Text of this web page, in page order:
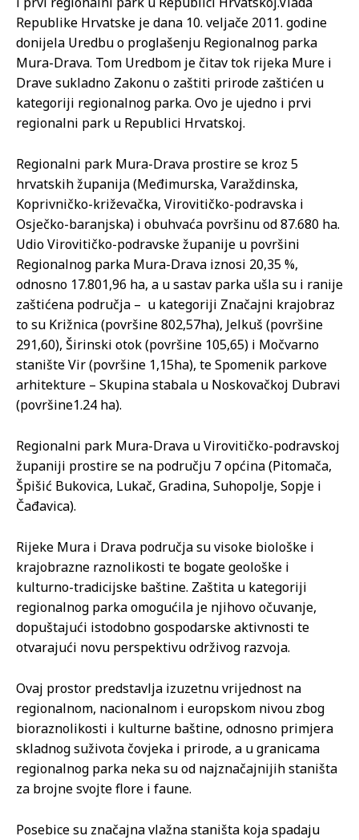
Republike Hrvatske je dana 10. veljače 2011. godine
donijela Uredbu o proglašenju Regionalnog parka
Mura-Drava. Tom Uredbom je čitav tok rijeka Mure i
Drave sukladno Zakonu o zaštiti prirode zaštićen u
kategoriji regionalnog parka. Ovo je ujedno i prvi
regionalni park u Republici Hrvatskoj.
Regionalni park Mura-Drava prostire se kroz 5
hrvatskih županija (Međimurska, Varaždinska,
Koprivničko-križevačka, Virovitičko-podravska i
Osječko-baranjska) i obuhvaća površinu od 87.680 ha.
Udio Virovitičko-podravske županije u površini
Regionalnog parka Mura-Drava iznosi 20,35 %,
odnosno 17.801,96 ha, a u sastav parka ušla su i ranije
zaštićena područja – u kategoriji Značajni krajobraz
to su Križnica (površine 802,57ha), Jelkuš (površine
291,60), Širinski otok (površine 105,65) i Močvarno
stanište Vir (površine 1,15ha), te Spomenik parkove
arhitekture – Skupina stabala u Noskovačkoj Dubravi
(površine1.24 ha).
Regionalni park Mura-Drava u Virovitičko-podravskoj
županiji prostire se na području 7 općina (Pitomača,
Špišić Bukovica, Lukač, Gradina, Suhopolje, Sopje i
Čađavica).
Rijeke Mura i Drava područja su visoke biološke i
krajobrazne raznolikosti te bogate geološke i
kulturno-tradicijske baštine. Zaštita u kategoriji
regionalnog parka omogućila je njihovo očuvanje,
dopuštajući istodobno gospodarske aktivnosti te
otvarajući novu perspektivu održivog razvoja.
Ovaj prostor predstavlja izuzetnu vrijednost na
regionalnom, nacionalnom i europskom nivou zbog
bioraznolikosti i kulturne baštine, odnosno primjera
skladnog suživota čovjeka i prirode, a u granicama
regionalnog parka neka su od najznačajnijih staništa
za brojne svojte flore i faune.
Posebice su značajna vlažna staništa koja spadaju